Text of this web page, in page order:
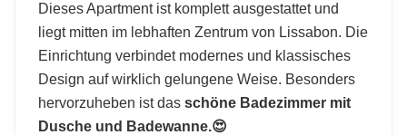
Dieses Apartment ist komplett ausgestattet und
liegt mitten im lebhaften Zentrum von Lissabon. Die
Einrichtung verbindet modernes und klassisches
Design auf wirklich gelungene Weise. Besonders
hervorzuheben ist das schöne Badezimmer mit
Dusche und Badewanne.😍